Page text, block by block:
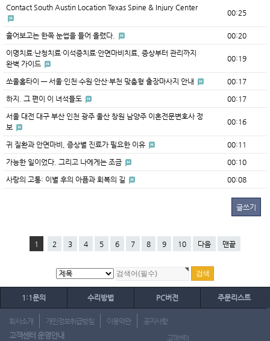
Contact South Austin Location Texas Spine & Injury Center
00:25
훑어보고는 한쪽 눈썹을 들어 올렸다. 00:20
이명치료·난청치료·이석증치료·안면마비치료, 증상부터 관리까지
완벽 가이드
00:19
쏘울홈타이 — 서울·인천·수원·안산·부천 맞춤형 출장마사지 안내 00:17
하지. 그 편이 이 녀석들도 00:17
서울 대전 대구 부산 인천 광주 울산 창원 남양주 이혼전문변호사 정
보
00:16
귀 질환과 안면마비, 증상별 진료가 필요한 이유 00:11
가능한 일이었다. 그리고 나에게는 조금 00:10
사랑의 고통: 이별 후의 아픔과 회복의 길 00:08
글쓰기
1 2 3 4 5 6 7 8 9 10 다음 맨끝
1:1문의 수리방법 PC버전 주문리스트
회사소개 개인정보취급방침 이용약관 공지사항
고객센터 운영안내 고객센터